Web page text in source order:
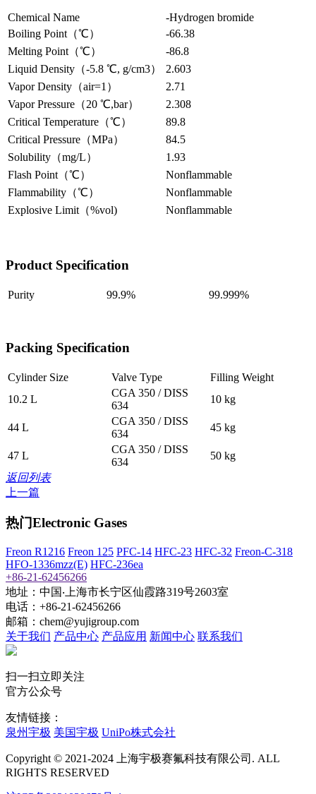
Chemical Name
-Hydrogen bromide
Boiling Point（℃）
-66.38
Melting Point（℃）
-86.8
Liquid Density（-5.8 ℃, g/cm3）
2.603
Vapor Density（air=1）
2.71
Vapor Pressure（20 ℃,bar）
2.308
Critical Temperature（℃）
89.8
Critical Pressure（MPa）
84.5
Solubility（mg/L）
1.93
Flash Point（℃）
Nonflammable
Flammability（℃）
Nonflammable
Explosive Limit（%vol)
Nonflammable
Product Specification
Purity 99.9% 99.999%
Packing Specification
Cylinder Size Valve Type
Filling Weight
10.2 L
CGA 350 / DISS
634
10 kg
44 L
CGA 350 / DISS
634
45 kg
47 L
CGA 350 / DISS
634
50 kg
返回列表
上一篇
热门Electronic Gases
Freon R1216 Freon 125 PFC-14 HFC-23 HFC-32 Freon-C-318
HFO-1336mzz(E) HFC-236ea
+86-21-62456266
地址：中国‧上海市长宁区仙霞路319号2603室
电话：+86-21-62456266
邮箱：chem@yujigroup.com
关于我们 产品中心 产品应用 新闻中心 联系我们
扫一扫立即关注
官方公众号
友情链接：
泉州宇极 美国宇极 UniPo株式会社
Copyright © 2021-2024 上海宇极赛氟科技有限公司. ALL
RIGHTS RESERVED